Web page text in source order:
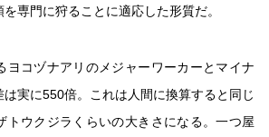
専門に狩ることに適応した形質だ。
ヨコヅナアリのメジャーワーカーとマイナ
実に550倍。これは人間に換算すると同じ
トウクジラくらいの大きさになる。一つ屋